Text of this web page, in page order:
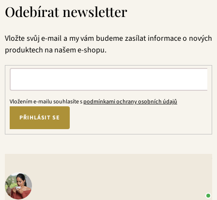
Odebírat newsletter
Vložte svůj e-mail a my vám budeme zasílat informace o nových
produktech na našem e-shopu.
Vložením e-mailu souhlasíte spodmínkami ochrany osobních údajů
PŘIHLÁSIT SE